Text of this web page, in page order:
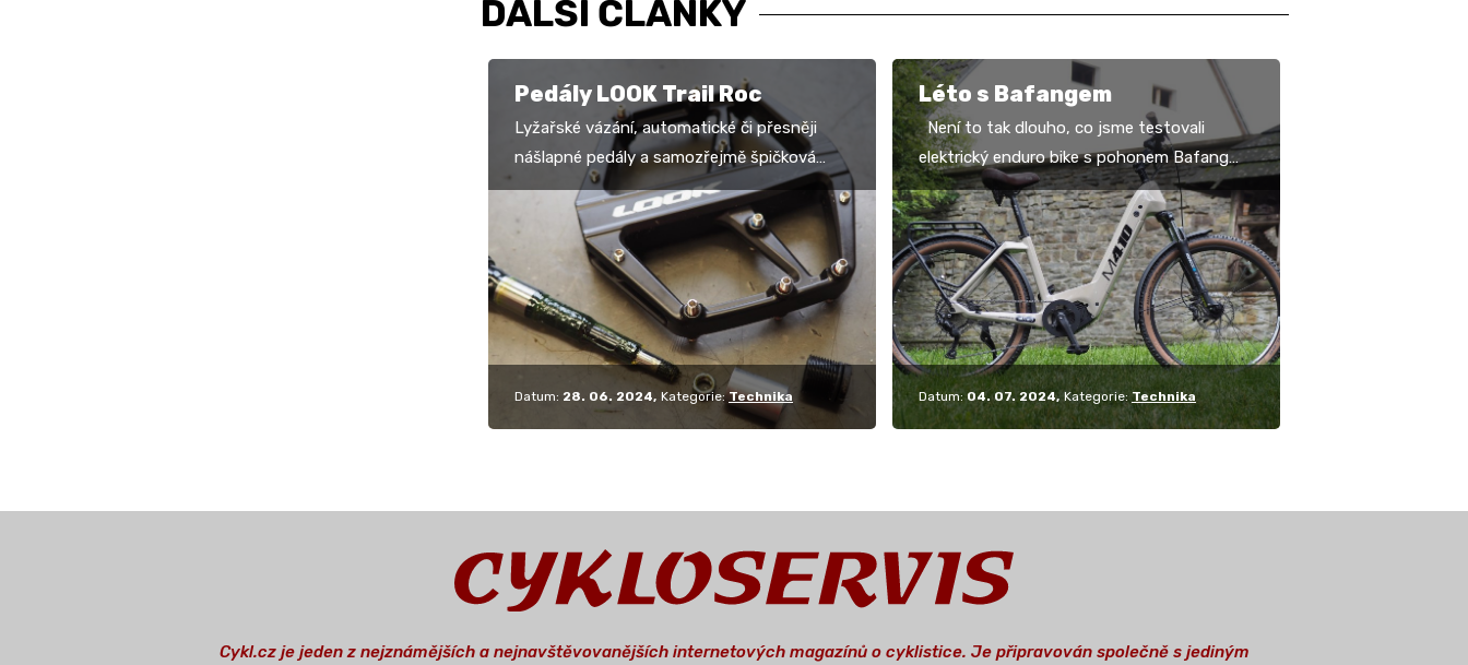
DALŠÍ ČLÁNKY
Pedály LOOK Trail Roc
Lyžařské vázání, automatické či přesněji
nášlapné pedály a samozřejmě špičková
silniční či horská kola spoléhající už dlouhou
dobu na…
Datum: 28. 06. 2024 Kategorie: Technika
Léto s Bafangem
Není to tak dlouho, co jsme testovali
elektrický enduro bike s pohonem Bafang
M510 a bylo to hlavně o sportovním projevu
pohonu, jenž ve…
Datum: 04. 07. 2024 Kategorie: Technika
Cykl.cz je jeden z nejznámějších a nejnavštěvovanějších internetových magazínů o cyklistice. Je připravován společně s jediným